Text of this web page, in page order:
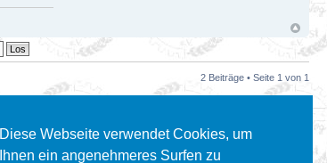
Diese Webseite verwendet Cookies, um
Ihnen ein angenehmeres Surfen zu
2 Beiträge • Seite 1 von 1